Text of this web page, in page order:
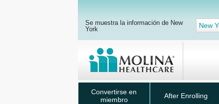
Se muestra la información de New
York
New
Convertirse en
miembro
After Enrolling